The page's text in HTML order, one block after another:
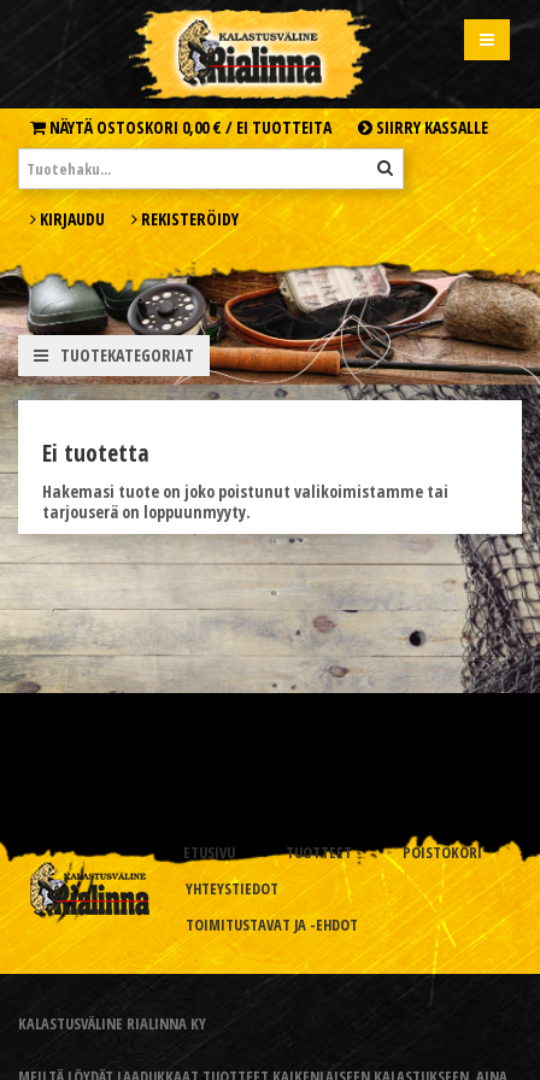
NÄYTÄ OSTOSKORI 0,00 € / EI TUOTTEITA SIIRRY KASSALLE
KIRJAUDU REKISTERÖIDY
TUOTEKATEGORIAT
Ei tuotetta
Hakemasi tuote on joko poistunut valikoimistamme tai
tarjouserä on loppuunmyyty.
ETUSIVU TUOTTEET
POISTOKORI
YHTEYSTIEDOT
TOIMITUSTAVAT JA -EHDOT
KALASTUSVÄLINE RIALINNA KY